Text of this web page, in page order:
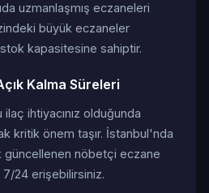
uzmanlaşmış eczaneleri
büyük eczaneler
kapasitesine sahiptir.
Kalma Süreleri
ihtiyacınız olduğunda
kritik önem taşır. İstanbul'nda
güncellenen nöbetçi eczane
7/24 erişebilirsiniz.